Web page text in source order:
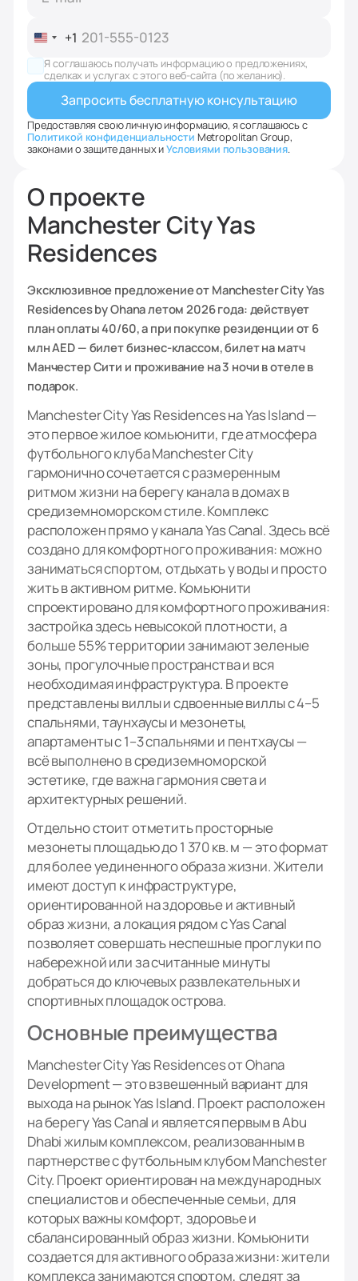
О проекте
Manchester City Yas
Residences
Эксклюзивное предложение от Manchester City Yas
Residences by Ohana летом 2026 года: действует
план оплаты 40/60, а при покупке резиденции от 6
млн AED — билет бизнес-классом, билет на матч
Манчестер Сити и проживание на 3 ночи в отеле в
подарок.
Manchester City Yas Residences на Yas Island —
это первое жилое комьюнити, где атмосфера
футбольного клуба Manchester City
гармонично сочетается с размеренным
ритмом жизни на берегу канала в домах в
средиземноморском стиле. Комплекс
расположен прямо у канала Yas Canal. Здесь всё
создано для комфортного проживания: можно
заниматься спортом, отдыхать у воды и просто
жить в активном ритме. Комьюнити
спроектировано для комфортного проживания:
застройка здесь невысокой плотности, а
больше 55% территории занимают зеленые
зоны, прогулочные пространства и вся
необходимая инфраструктура. В проекте
представлены виллы и сдвоенные виллы с 4–5
спальнями, таунхаусы и мезонеты,
апартаменты с 1–3 спальнями и пентхаусы —
всё выполнено в средиземноморской
эстетике, где важна гармония света и
архитектурных решений.
Отдельно стоит отметить просторные
мезонеты площадью до 1 370 кв. м — это формат
для более уединенного образа жизни. Жители
имеют доступ к инфраструктуре,
ориентированной на здоровье и активный
образ жизни, а локация рядом с Yas Canal
позволяет совершать неспешные проглуки по
набережной или за считанные минуты
добраться до ключевых развлекательных и
спортивных площадок острова.
Основные преимущества
Manchester City Yas Residences от Ohana
Development — это взвешенный вариант для
выхода на рынок Yas Island. Проект расположен
на берегу Yas Canal и является первым в Abu
Dhabi жилым комплексом, реализованным в
партнерстве с футбольным клубом Manchester
City. Проект ориентирован на международных
специалистов и обеспеченные семьи, для
которых важны комфорт, здоровье и
сбалансированный образ жизни. Комьюнити
создается для активного образа жизни: жители
комплекса занимаются спортом, следят за
United
States
+1
+1
Я соглашаюсь получать информацию о предложениях,
сделках и услугах с этого веб-сайта (по желанию).
Предоставляя свою личную информацию, я соглашаюсь с
Политикой конфиденциальности Metropolitan Group,
законами о защите данных иУсловиями пользования.